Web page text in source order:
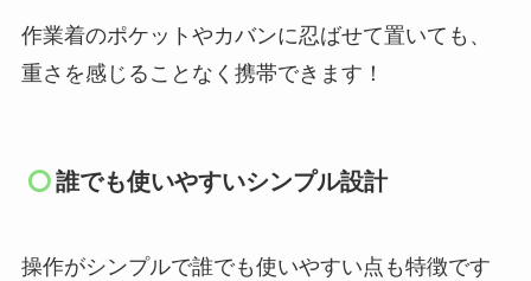
作業着のポケットやカバンに忍ばせて置いても、
重さを感じることなく携帯できます！
誰でも使いやすいシンプル設計
操作がシンプルで誰でも使いやすい点も特徴です